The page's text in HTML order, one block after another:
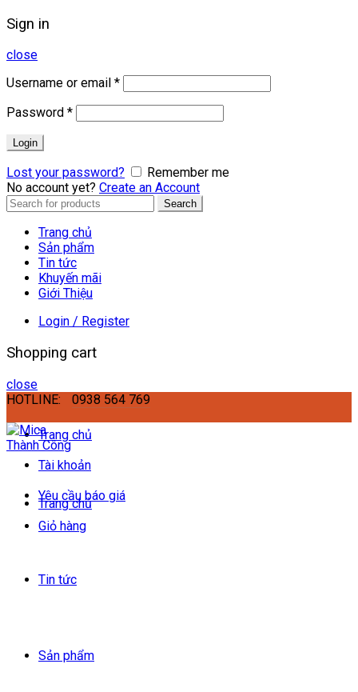
Sign in
close
Username or email *
Password *
Login
Lost your password?
Remember me
No account yet? Create an Account
Search
Search
Trang chủ
Sản phẩm
Tin tức
Khuyến mãi
Giới Thiệu
Login / Register
Shopping cart
close
HOTLINE:
0938 564 769
Trang chủ
Tài khoản
Yêu cầu báo giá
Giỏ hàng
Trang chủ
Tin tức
Sản phẩm